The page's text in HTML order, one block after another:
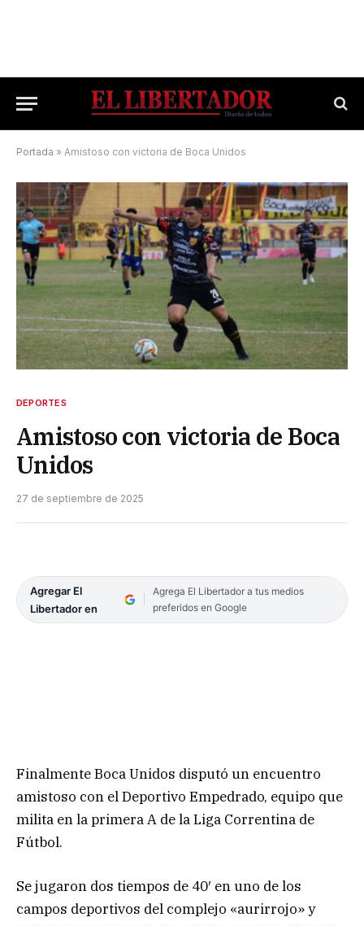
Portada » Amistoso con victoria de Boca Unidos
DEPORTES
Amistoso con victoria de Boca
Unidos
27 de septiembre de 2025
Agregar El
Libertador en
Agrega El Libertador a tus medios
preferidos en Google
Finalmente Boca Unidos disputó un encuentro
amistoso con el Deportivo Empedrado, equipo que
milita en la primera A de la Liga Correntina de
Fútbol.
Se jugaron dos tiempos de 40′ en uno de los
campos deportivos del complejo «aurirrojo» y